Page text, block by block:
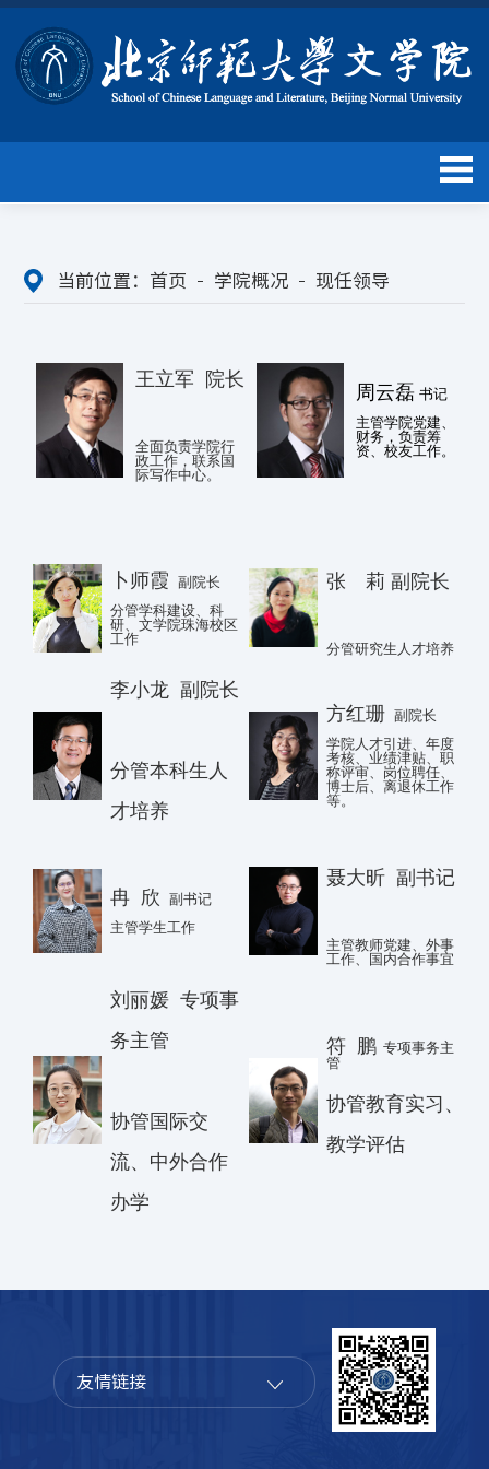
当前位置： 首页 学院概况 现任领导
王立军 院长
全面负责学院行
政工作，联系国
际写作中心。
周云磊 书记
主管学院党建、
财务，负责筹
资、校友工作。
卜师霞 副院长
分管学科建设、科
研、文学院珠海校区
工作
张 莉 副院长
分管研究生人才培养
李小龙 副院长
分管本科生人
才培养
方红珊 副院长
学院人才引进、年度
考核、业绩津贴、职
称评审、岗位聘任、
博士后、离退休工作
等。
冉 欣 副书记
主管学生工作
聂大昕 副书记
主管教师党建、外事
工作、国内合作事宜
刘丽媛 专项事
务主管
协管国际交
流、中外合作
办学
符 鹏 专项事务主
管
协管教育实习、
教学评估
友情链接